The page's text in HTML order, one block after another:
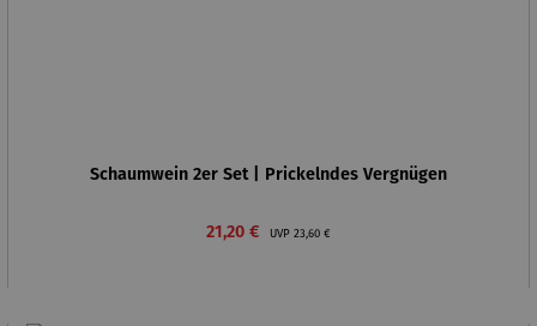
Schaumwein 2er Set | Prickelndes Vergnügen
Verkaufspreis:
21,20 € UVP Regulärer Preis:
23,60 €